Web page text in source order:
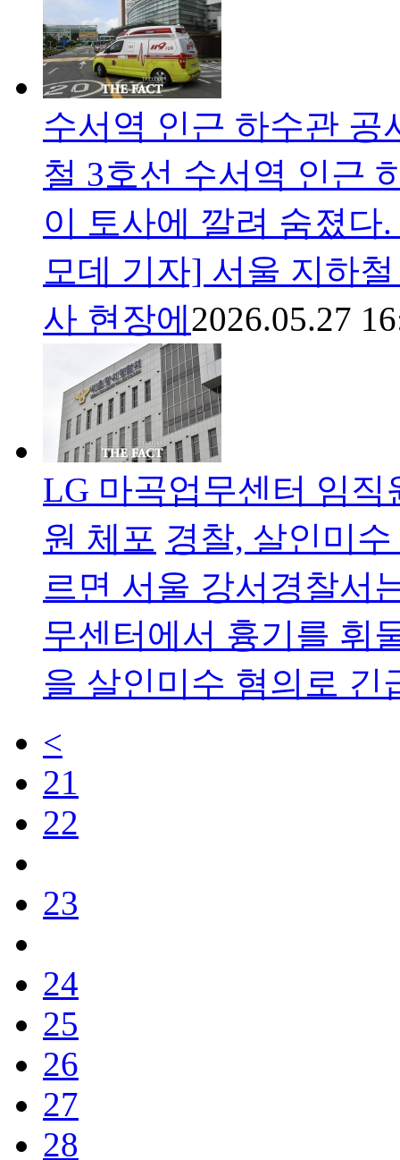
수서역 인근 하수관 공
철 3호선 수서역 인근
이 토사에 깔려 숨졌
모데 기자] 서울 지하
사 현장에2026.05.27
LG 마곡업무센터 임
원 체포 경찰, 살인미
르면 서울 강서경찰서
무센터에서 흉기를 휘
을 살인미수 혐의로
<
21
22
23
24
25
26
27
28